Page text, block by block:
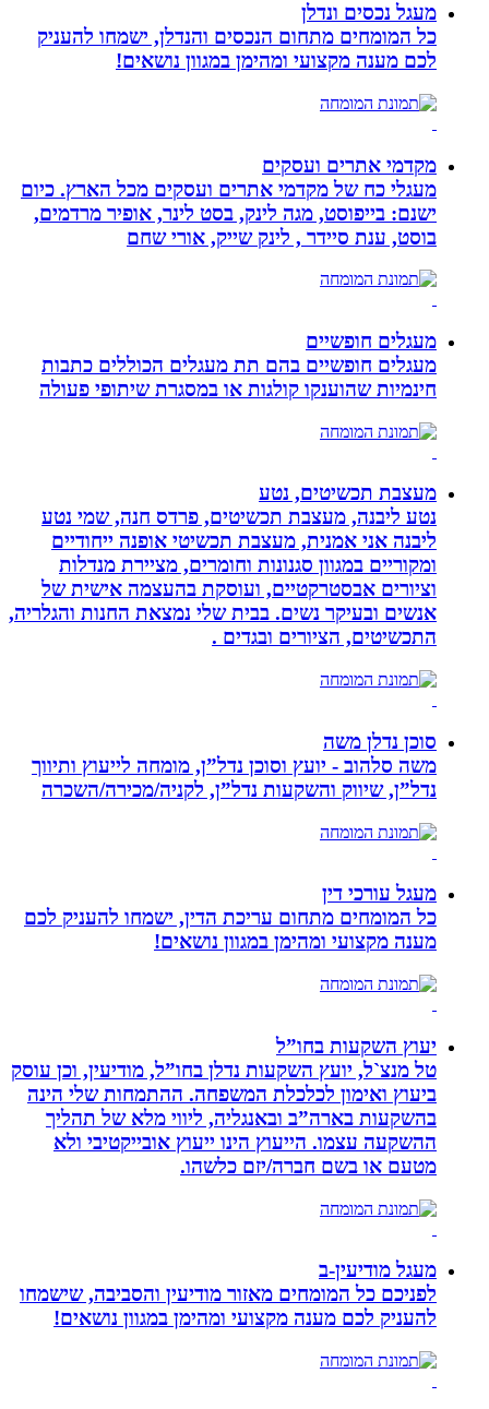
מעגל נכסים ונדלן
כל המומחים מתחום הנכסים והנדלן, ישמחו להעניק
לכם מענה מקצועי ומהימן במגוון נושאים!
מקדמי אתרים ועסקים
מעגלי כח של מקדמי אתרים ועסקים מכל הארץ. כיום
ישנם: בייפוסט, מגה לינק, בסט לינר, אופיר מרדמים,
בוסט, ענת סיידר , לינק שייק, אורי שחם
מעגלים חופשיים
מעגלים חופשיים בהם תת מעגלים הכוללים כתבות
חינמיות שהוענקו קולגות או במסגרת שיתופי פעולה
מעצבת תכשיטים, נטע
נטע ליבנה, מעצבת תכשיטים, פרדס חנה, שמי נטע
ליבנה אני אמנית, מעצבת תכשיטי אופנה ייחודיים
ומקוריים במגוון סגנונות וחומרים, מציירת מנדלות
וציורים אבסטרקטיים, ועוסקת בהעצמה אישית של
אנשים ובעיקר נשים. בבית שלי נמצאת החנות והגלריה,
התכשיטים, הציורים ובגדים .
סוכן נדלן משה
משה סלהוב - יועץ וסוכן נדל”ן, מומחה לייעוץ ותיווך
נדל”ן, שיווק והשקעות נדל”ן, לקניה/מכירה/השכרה
מעגל עורכי דין
כל המומחים מתחום עריכת הדין, ישמחו להעניק לכם
מענה מקצועי ומהימן במגוון נושאים!
יעוץ השקעות בחו”ל
טל מנצ`ל, יועץ השקעות נדלן בחו”ל, מודיעין, וכן עוסק
ביעוץ ואימון לכלכלת המשפחה. ההתמחות שלי הינה
בהשקעות בארה”ב ובאנגליה, ליווי מלא של תהליך
ההשקעה עצמו. הייעוץ הינו ייעוץ אובייקטיבי ולא
מטעם או בשם חברה/יזם כלשהו.
מעגל מודיעין-ב
לפניכם כל המומחים מאזור מודיעין והסביבה, שישמחו
להעניק לכם מענה מקצועי ומהימן במגוון נושאים!